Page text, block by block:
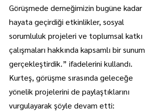
Görüşmede derneğimizin bugüne kadar
hayata geçirdiği etkinlikler, sosyal
sorumluluk projeleri ve toplumsal katkı
çalışmaları hakkında kapsamlı bir sunum
gerçekleştirdik.” ifadelerini kullandı.
Kurteş, görüşme sırasında geleceğe
yönelik projelerini de paylaştıklarını
vurgulayarak şöyle devam etti: